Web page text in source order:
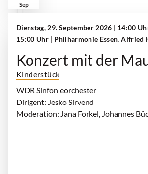
Sep
Dienstag, 29. September 2026 | 14:00
15:00 Uhr | Philharmonie Essen, Alfried
Konzert mit der
Kinderstück
WDR Sinfonieorchester
Dirigent: Jesko Sirvend
Moderation: Jana Forkel, Johannes